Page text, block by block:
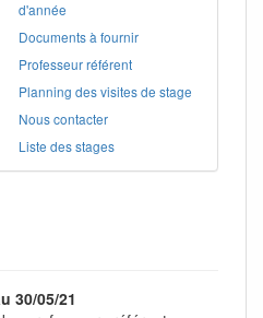
d'année
Documents à fournir
Professeur référent
Planning des visites de stage
Nous contacter
Liste des stages
30/05/21